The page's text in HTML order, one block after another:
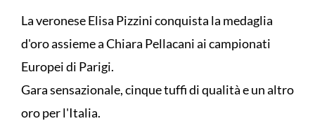
La veronese Elisa Pizzini conquista la medaglia
d'oro assieme a Chiara Pellacani ai campionati
Europei di Parigi.
Gara sensazionale, cinque tuffi di qualità e un altro
oro per l'Italia.